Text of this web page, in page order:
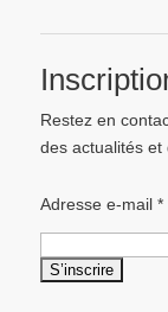
Restez en
des actualités et
Adresse e-mail *